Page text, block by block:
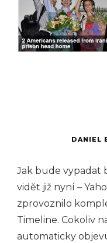
DANIEL
Jak bude vypadat
vidět již nyní –
zprovoznilo
Timeline. Cokoliv
automaticky